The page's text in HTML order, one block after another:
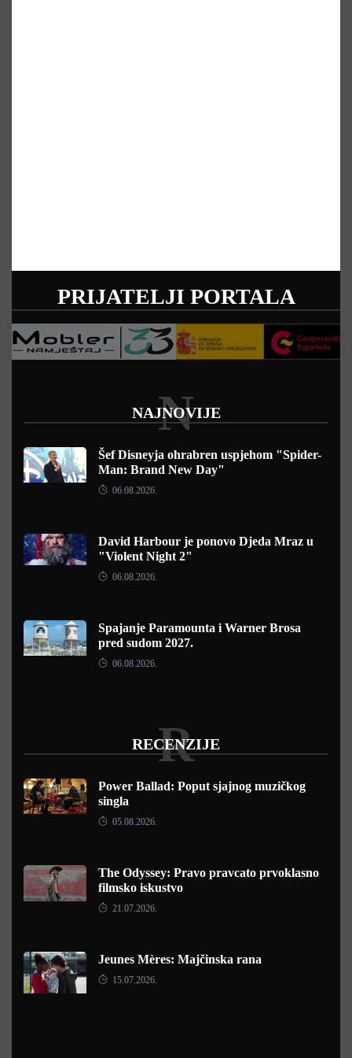
PRIJATELJI PORTALA
NAJNOVIJE
N
Šef Disneyja ohrabren uspjehom "Spider-
Man: Brand New Day"
06.08.2026.
David Harbour je ponovo Djeda Mraz u
"Violent Night 2"
06.08.2026.
Spajanje Paramounta i Warner Brosa
pred sudom 2027.
06.08.2026.
RECENZIJE
R
Power Ballad: Poput sjajnog muzičkog
singla
05.08.2026.
The Odyssey: Pravo pravcato prvoklasno
filmsko iskustvo
21.07.2026.
Jeunes Mères: Majčinska rana
15.07.2026.